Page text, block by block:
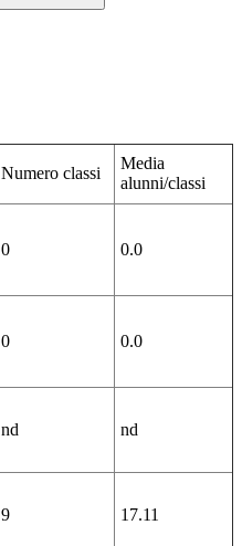
Numero classi
Media
alunni/classi
0 0.0
0 0.0
nd nd
9 17.11